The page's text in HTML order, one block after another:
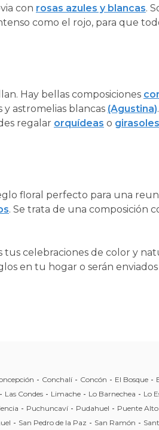
con rosas azules y blancas.
como el rojo, para que
Hay bellas composiciones
y astromelias blancas (Agustina)
regalar orquídeas o girasoles
floral perfecto para una
. Se trata de una composición
celebraciones de color y
en tu hogar o serán
- Conchalí - Concón - El Bosque -
- Las Condes - Limache - Lo Barnechea - Lo
- Puchuncaví - Pudahuel - Puente Alto
- San Pedro de la Paz - San Ramón -